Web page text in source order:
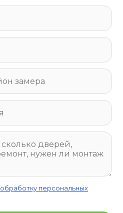
обработку персональных